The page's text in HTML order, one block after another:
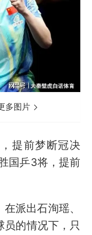
多图片
提前梦断冠决
国乒3将，提前
派出石洵瑶、
的情况下，只